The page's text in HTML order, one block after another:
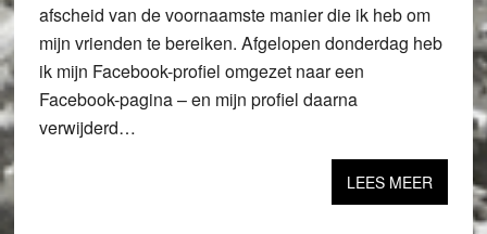
afscheid van de voornaamste manier die ik heb om
mijn vrienden te bereiken. Afgelopen donderdag heb
ik mijn Facebook-profiel omgezet naar een
Facebook-pagina – en mijn profiel daarna
verwijderd…
LEES MEER